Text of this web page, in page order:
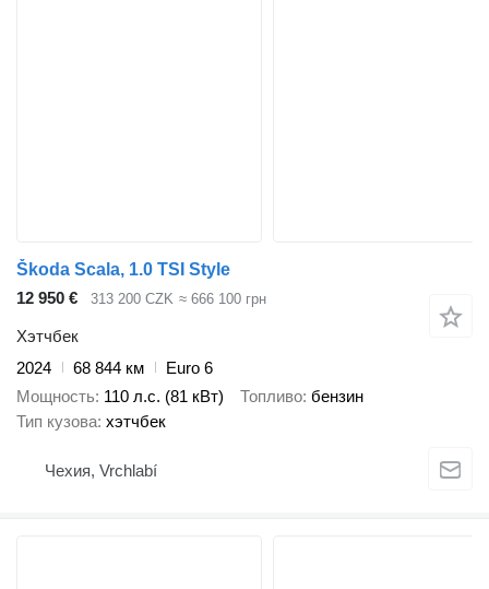
Škoda Scala, 1.0 TSI Style
12 950 €
313 200 CZK ≈ 666 100 грн
Хэтчбек
2024
68 844 км
Euro 6
Мощность 110 л.с. (81 кВт) Топливо бензин
Тип кузова хэтчбек
Чехия, Vrchlabí